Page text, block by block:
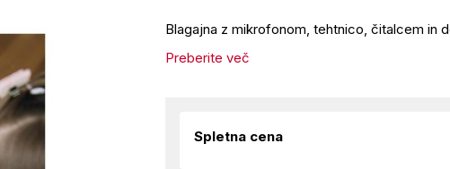
Blagajna z mikrofonom, tehtnico, čitalcem in
Preberite več
Spletna cena